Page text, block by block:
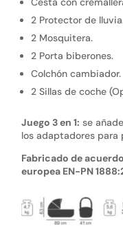
2 Protector de
2 Mosquitera.
2 Porta biberones.
Colchón cambiador.
2 Sillas de coche
Juego 3 en 1: se
los adaptadores para
Fabricado de
europea EN-PN